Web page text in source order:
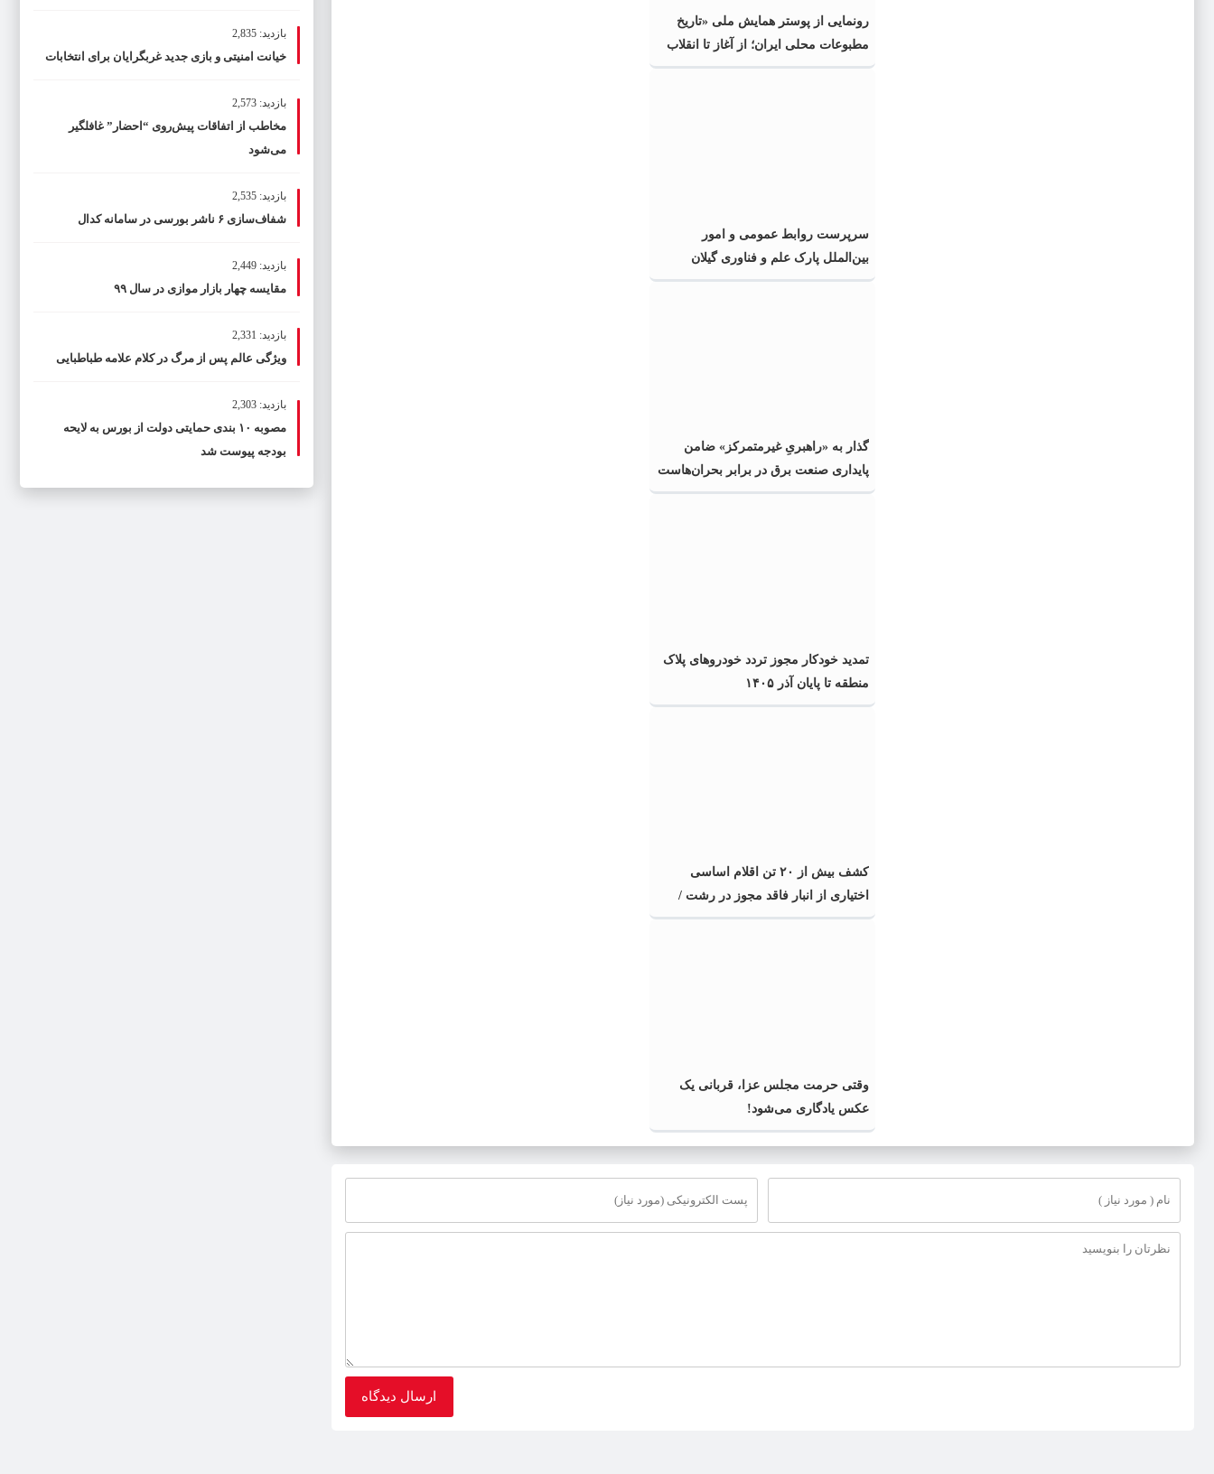
رونمایی از پوستر همایش ملی «تاریخ
مطبوعات محلی ایران؛ از آغاز تا انقلاب
اسلامی» در گیلان
سرپرست روابط عمومی و امور
بین‌الملل پارک علم و فناوری گیلان
منصوب شد
گذار به «راهبریِ غیرمتمرکز» ضامن
پایداری صنعت برق در برابر بحران‌هاست
تمدید خودکار مجوز تردد خودروهای پلاک
منطقه تا پایان آذر ۱۴۰۵
کشف بیش از ۲۰ تن اقلام اساسی
اختیاری از انبار فاقد مجوز در رشت /
کشف بیش از ۲ تن اقلام تاریخ مصرف
وقتی حرمت مجلس عزا، قربانی یک
عکس یادگاری می‌شود!
بازدید: 2,835
خیانت امنیتی و بازی جدید غربگرایان برای انتخابات
بازدید: 2,573
مخاطب از اتفاقات پیش‌روی “احضار” غافلگیر
می‌شود
بازدید: 2,535
شفاف‌سازی ۶ ناشر بورسی در سامانه کدال
بازدید: 2,449
مقایسه چهار بازار موازی در سال ۹۹
بازدید: 2,331
ویژگی عالم پس از مرگ در کلام علامه طباطبایی
بازدید: 2,303
مصوبه ۱۰ بندی حمایتی دولت از بورس به لایحه
بودجه پیوست شد